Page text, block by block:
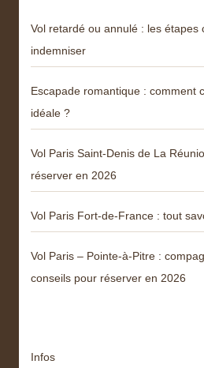
Vol retardé ou annulé : les étapes
indemniser
Escapade romantique : comment
idéale ?
Vol Paris Saint-Denis de La
réserver en 2026
Vol Paris Fort-de-France : tout
Vol Paris – Pointe-à-Pitre :
conseils pour réserver en 2026
Infos